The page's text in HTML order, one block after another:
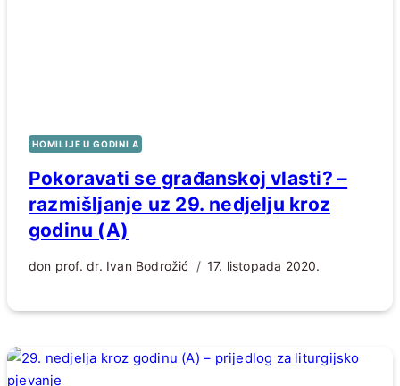
HOMILIJE U GODINI A
Pokoravati se građanskoj vlasti? –
razmišljanje uz 29. nedjelju kroz
godinu (A)
don prof. dr. Ivan Bodrožić 17. listopada 2020.